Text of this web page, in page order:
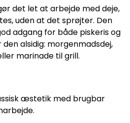
det let at arbejde med deje,
uden at det sprøjter. Den
adgang for både piskeris og
alsidig: morgenmadsdej,
marinade til grill.
æstetik med brugbar